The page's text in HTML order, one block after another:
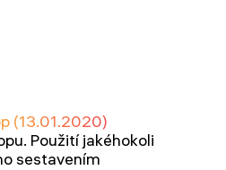
(13.01.2020)
Použití jakéhokoli
sestavením